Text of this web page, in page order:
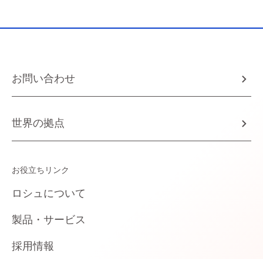
お問い合わせ
世界の拠点
お役立ちリンク
ロシュについて
製品・サービス
採用情報